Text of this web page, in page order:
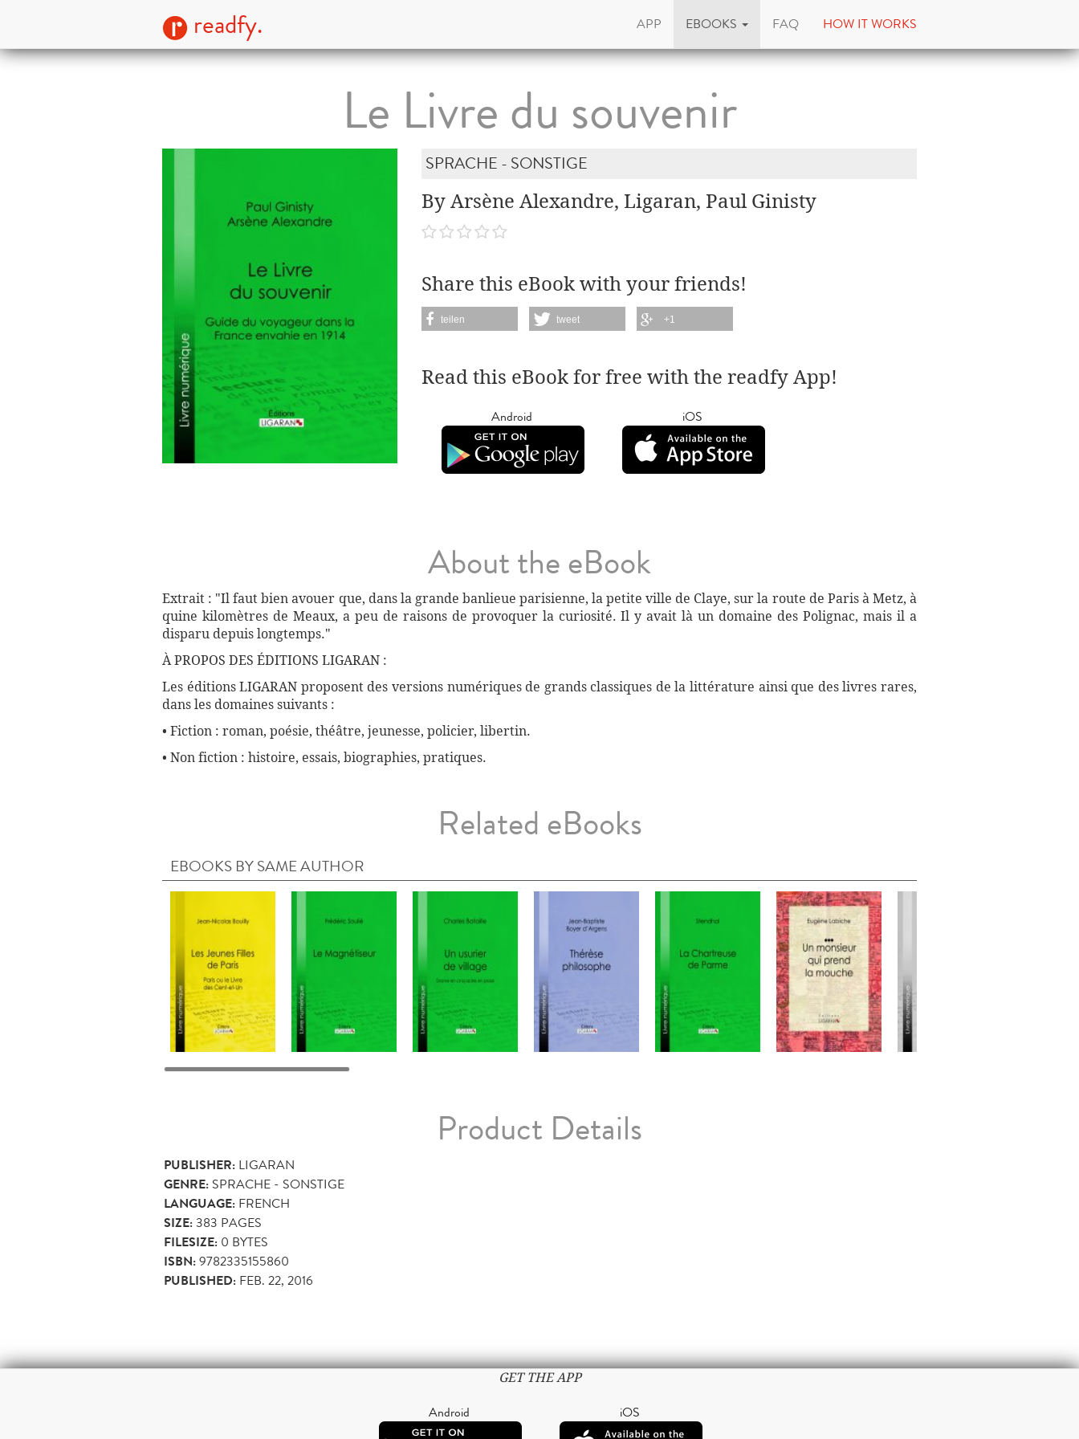
readfy. APP EBOOKS FAQ HOW IT WORKS
Le Livre du souvenir
SPRACHE - SONSTIGE
By Arsène Alexandre, Ligaran, Paul Ginisty
Share this eBook with your friends!
teilen tweet +1
Read this eBook for free with the readfy App!
Android iOS
About the eBook
Extrait : "Il faut bien avouer que, dans la grande banlieue parisienne, la petite ville de Claye, sur la route de Paris à Metz, à
quine kilomètres de Meaux, a peu de raisons de provoquer la curiosité. Il y avait là un domaine des Polignac, mais il a
disparu depuis longtemps."
À PROPOS DES ÉDITIONS LIGARAN :
Les éditions LIGARAN proposent des versions numériques de grands classiques de la littérature ainsi que des livres rares,
dans les domaines suivants :
• Fiction : roman, poésie, théâtre, jeunesse, policier, libertin.
• Non fiction : histoire, essais, biographies, pratiques.
Related eBooks
EBOOKS BY SAME AUTHOR
Product Details
PUBLISHER: LIGARAN
GENRE: SPRACHE - SONSTIGE
LANGUAGE: FRENCH
SIZE:383 PAGES
FILESIZE: 0 BYTES
ISBN:9782335155860
PUBLISHED: FEB. 22, 2016
GET THE APP
Android iOS